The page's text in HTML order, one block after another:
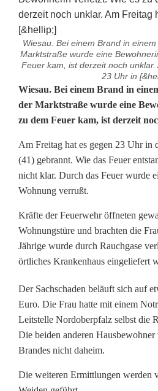
Wiesau. Bei einem Brand in
Marktstraße wurde eine
Feuer kam, ist derzeit noch
23 Uhr in
F
r
a
u
b
e
i
W
h
n
u
n
Wiesau. Bei einem Brand in
der Marktstraße wurde eine
zu dem Feuer kam, ist derzeit
Am Freitag hat es gegen 23 Uhr in
(41) gebrannt. Wie das Feuer
nicht klar. Durch das Feuer wurde
Wohnung verrußt.
Kräfte der Feuerwehr öffneten
Wohnungstüre und brachten die
Jährige wurde durch Rauchgase
örtliches Krankenhaus eingeliefert
Der Sachschaden beläuft sich auf
Euro. Die Frau hatte mit einem
Leitstelle Nordoberpfalz selbst die
Die beiden anderen
Brandes nicht daheim.
Die weiteren Ermittlungen werden